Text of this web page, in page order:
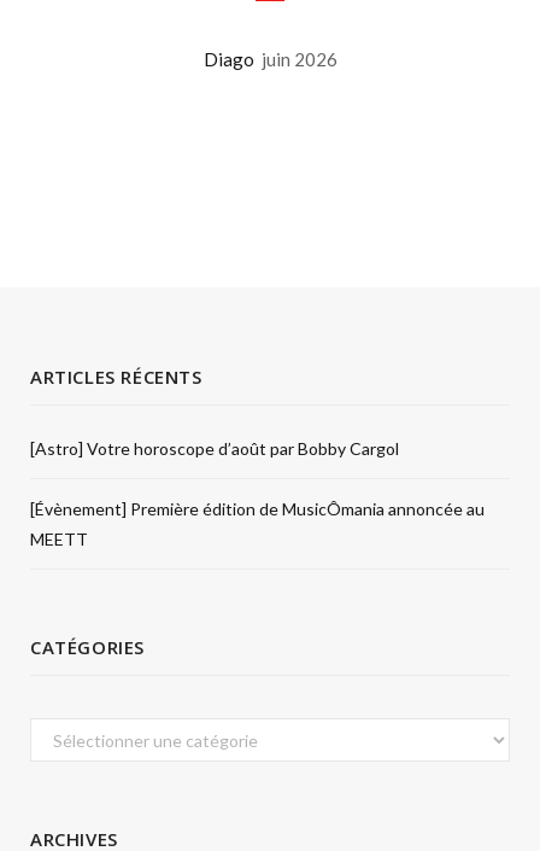
Diago juin 2026
ARTICLES RÉCENTS
[Astro] Votre horoscope d’août par Bobby Cargol
[Évènement] Première édition de MusicÔmania annoncée au
MEETT
CATÉGORIES
Catégories
ARCHIVES